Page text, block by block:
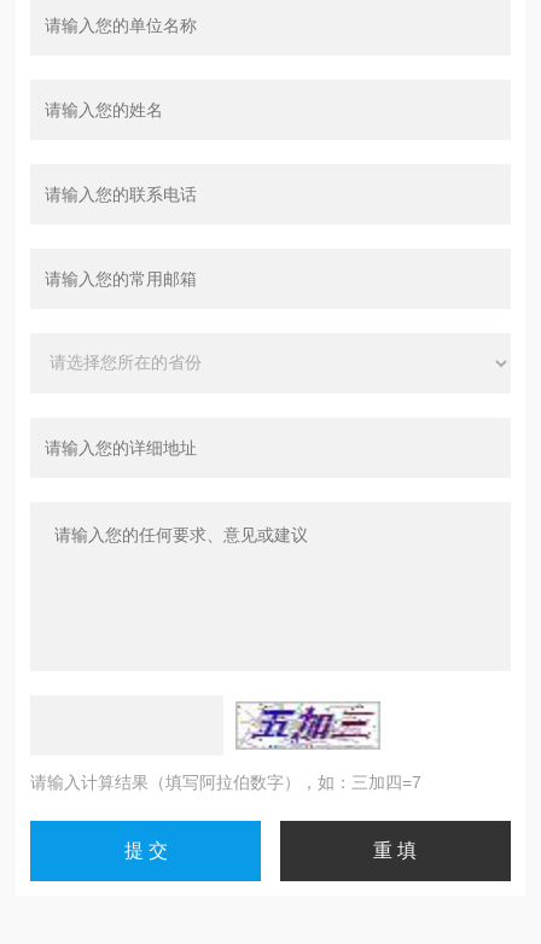
请输入计算结果（填写阿拉伯数字），如：三加四=7